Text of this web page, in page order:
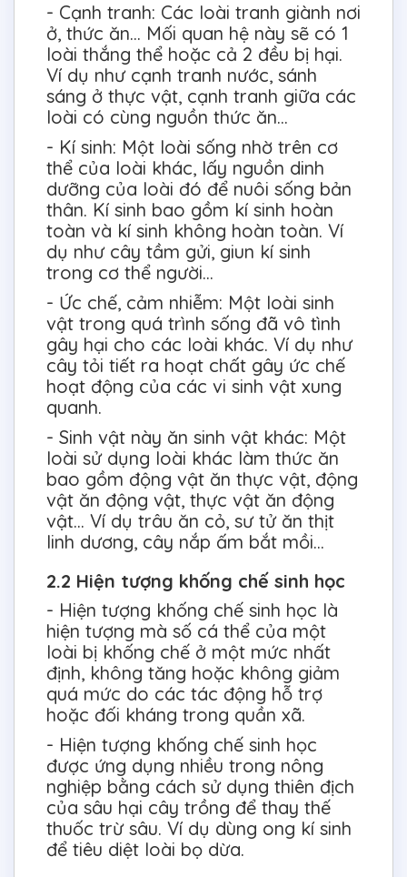
- Cạnh tranh: Các loài tranh giành nơi
ở, thức ăn... Mối quan hệ này sẽ có 1
loài thắng thể hoặc cả 2 đều bị hại.
Ví dụ như cạnh tranh nước, sánh
sáng ở thực vật, cạnh tranh giữa các
loài có cùng nguồn thức ăn...
- Kí sinh: Một loài sống nhờ trên cơ
thể của loài khác, lấy nguồn dinh
dưỡng của loài đó để nuôi sống bản
thân. Kí sinh bao gồm kí sinh hoàn
toàn và kí sinh không hoàn toàn. Ví
dụ như cây tầm gửi, giun kí sinh
trong cơ thể người...
- Ức chế, cảm nhiễm: Một loài sinh
vật trong quá trình sống đã vô tình
gây hại cho các loài khác. Ví dụ như
cây tỏi tiết ra hoạt chất gây ức chế
hoạt động của các vi sinh vật xung
quanh.
- Sinh vật này ăn sinh vật khác: Một
loài sử dụng loài khác làm thức ăn
bao gồm động vật ăn thực vật, động
vật ăn động vật, thực vật ăn động
vật... Ví dụ trâu ăn cỏ, sư tử ăn thịt
linh dương, cây nắp ấm bắt mồi...
2.2 Hiện tượng khống chế sinh học
- Hiện tượng khống chế sinh học là
hiện tượng mà số cá thể của một
loài bị khống chế ở một mức nhất
định, không tăng hoặc không giảm
quá mức do các tác động hỗ trợ
hoặc đối kháng trong quần xã.
- Hiện tượng khống chế sinh học
được ứng dụng nhiều trong nông
nghiệp bằng cách sử dụng thiên địch
của sâu hại cây trồng để thay thế
thuốc trừ sâu. Ví dụ dùng ong kí sinh
để tiêu diệt loài bọ dừa.